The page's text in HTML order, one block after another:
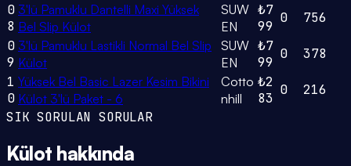
0
8
3'lü Pamuklu Dantelli Maxi Yüksek
Bel Slip Külot
SUW
EN
₺7
99
0
756
0
9
3'lü Pamuklu Lastikli Normal Bel Slip
Külot
SUW
EN
₺7
99
0
378
1
0
Yüksek Bel Basic Lazer Kesim Bikini
Külot 3'lü Paket - 6
Cotto
nhill
₺2
83
0
216
SIK SORULAN SORULAR
Külot hakkında